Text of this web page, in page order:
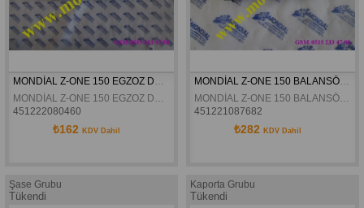
451222080460
₺162 KDV Dahil
451221087682
₺282 KDV Dahil
Şase Grubu
Tükendi
Kaporta Grubu
Tükendi